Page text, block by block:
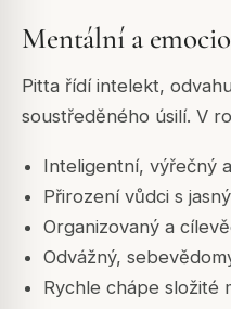
Mentální a
Pitta řídí intelekt,
soustředěného úsilí. V
Inteligentní, výřečný
Přirození vůdci s
Organizovaný a
Odvážný,
Rychle chápe složité